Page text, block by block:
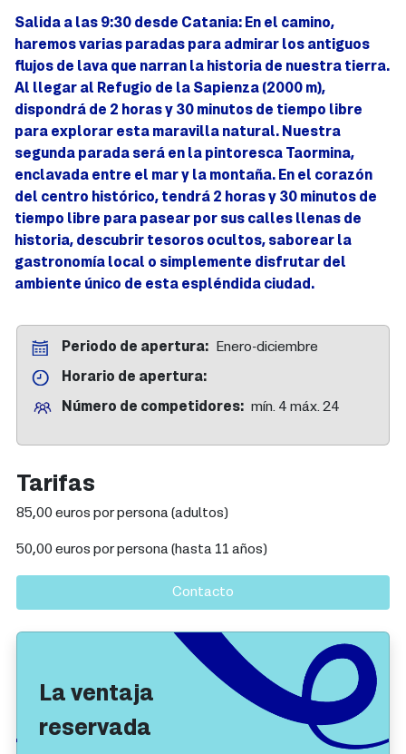
Salida a las 9:30 desde Catania: En el camino,
haremos varias paradas para admirar los antiguos
flujos de lava que narran la historia de nuestra tierra.
Al llegar al Refugio de la Sapienza (2000 m),
dispondrá de 2 horas y 30 minutos de tiempo libre
para explorar esta maravilla natural. Nuestra
segunda parada será en la pintoresca Taormina,
enclavada entre el mar y la montaña. En el corazón
del centro histórico, tendrá 2 horas y 30 minutos de
tiempo libre para pasear por sus calles llenas de
historia, descubrir tesoros ocultos, saborear la
gastronomía local o simplemente disfrutar del
ambiente único de esta espléndida ciudad.
Periodo de apertura Enero-diciembre
Horario de apertura
Número de competidores mín. 4 máx. 24
Tarifas
85,00 euros por persona (adultos)
50,00 euros por persona (hasta 11 años)
Contacto
La ventaja
reservada